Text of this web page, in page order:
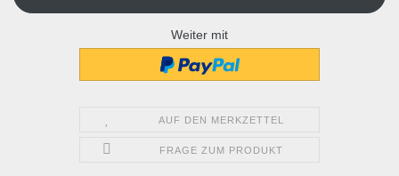
Weiter mit
AUF DEN MERKZETTEL
FRAGE ZUM PRODUKT